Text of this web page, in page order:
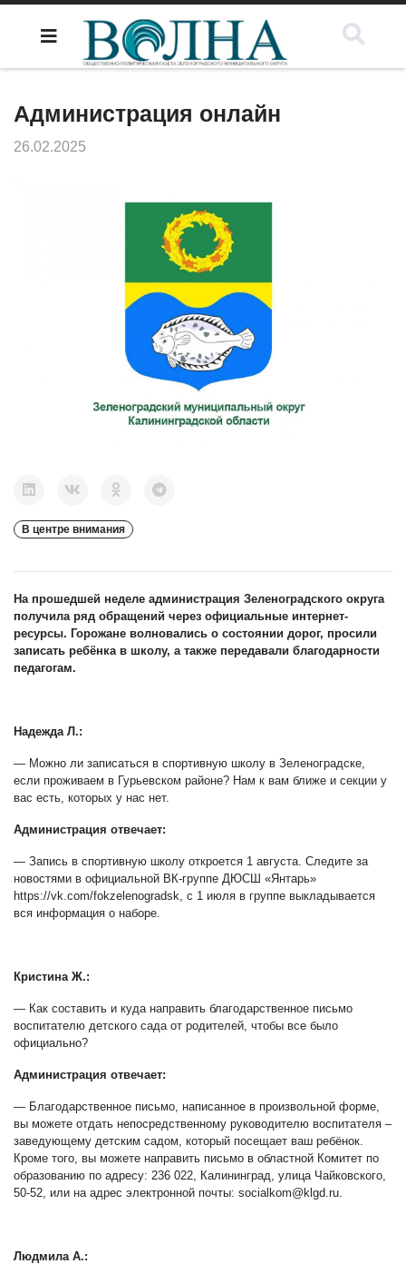
Администрация онлайн
26.02.2025
В центре внимания
На прошедшей неделе администрация Зеленоградского округа
получила ряд обращений через официальные интернет-
ресурсы. Горожане волновались о состоянии дорог, просили
записать ребёнка в школу, а также передавали благодарности
педагогам.
Надежда Л.:
— Можно ли записаться в спортивную школу в Зеленоградске,
если проживаем в Гурьевском районе? Нам к вам ближе и секции у
вас есть, которых у нас нет.
Администрация отвечает:
— Запись в спортивную школу откроется 1 августа. Следите за
новостями в официальной ВК-группе ДЮСШ «Янтарь»
https://vk.com/fokzelenogradsk, с 1 июля в группе выкладывается
вся информация о наборе.
Кристина Ж.:
— Как составить и куда направить благодарственное письмо
воспитателю детского сада от родителей, чтобы все было
официально?
Администрация отвечает:
— Благодарственное письмо, написанное в произвольной форме,
вы можете отдать непосредственному руководителю воспитателя –
заведующему детским садом, который посещает ваш ребёнок.
Кроме того, вы можете направить письмо в областной Комитет по
образованию по адресу: 236 022, Калининград, улица Чайковского,
50-52, или на адрес электронной почты: socialkom@klgd.ru
Людмила А.: